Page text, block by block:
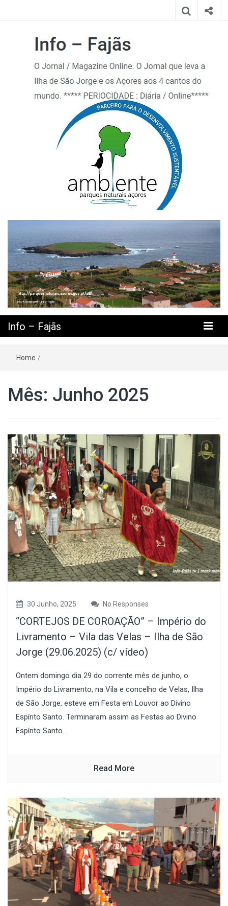
Info – Fajãs
Home /
Mês: Junho 2025
30 Junho, 2025 No Responses
“CORTEJOS DE COROAÇÃO” – Império do
Livramento – Vila das Velas – Ilha de São
Jorge (29.06.2025) (c/ vídeo)
Ontem domingo dia 29 do corrente mês de junho, o
Império do Livramento, na Vila e concelho de Velas, Ilha
de São Jorge, esteve em Festa em Louvor ao Divino
Espírito Santo. Terminaram assim as Festas ao Divino
Espírito Santo...
Read More